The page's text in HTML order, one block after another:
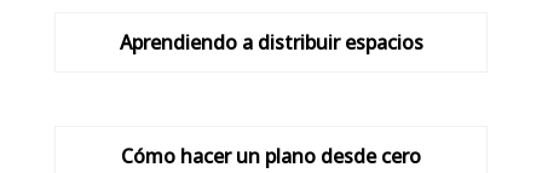
Aprendiendo a distribuir espacios
Cómo hacer un plano desde cero